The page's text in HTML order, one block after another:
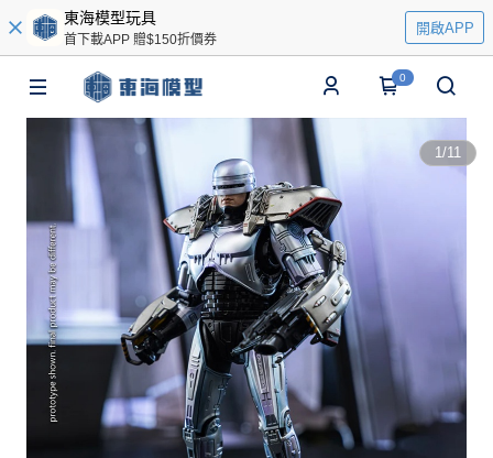
東海模型玩具
首下載APP 贈$150折價券
開啟APP
0
1/11